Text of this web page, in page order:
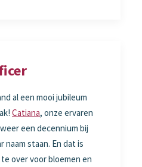
al een mooi jubileum
Catiana, onze ervaren
een decennium bij
naam staan. En dat is
over voor bloemen en